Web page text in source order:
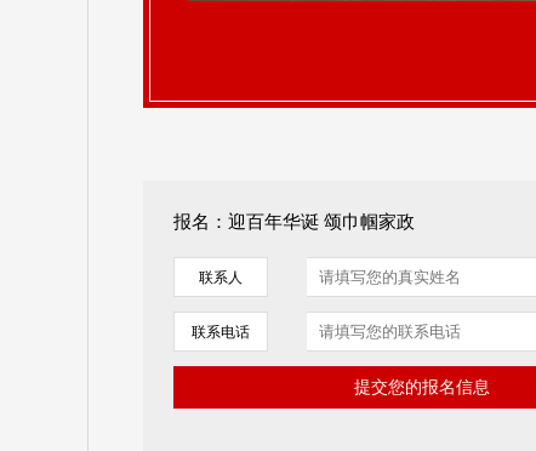
报名：迎百年华诞 颂巾帼家政
联系人
联系电话